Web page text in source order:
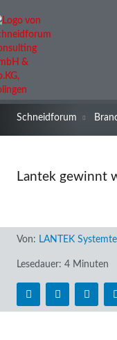
Schneidforum
Lantek gewinnt
Von: LANTEK
Lesedauer: 4 Minuten